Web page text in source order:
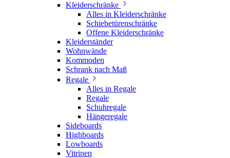
Kleiderschränke
Alles in Kleiderschränke
Schiebetürenschränke
Offene Kleiderschränke
Kleiderständer
Wohnwände
Kommoden
Schrank nach Maß
Regale
Alles in Regale
Regale
Schuhregale
Hängeregale
Sideboards
Highboards
Lowboards
Vitrinen